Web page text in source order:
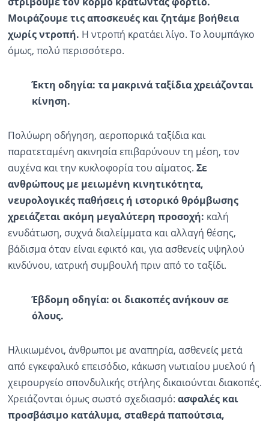
Μοιράζουμε τις αποσκευές και ζητάμε βοήθεια
χωρίς ντροπή. Η ντροπή κρατάει λίγο. Το λουμπάγκο
όμως, πολύ περισσότερο.
Έκτη οδηγία: τα μακρινά ταξίδια χρειάζονται
κίνηση.
Πολύωρη οδήγηση, αεροπορικά ταξίδια και
παρατεταμένη ακινησία επιβαρύνουν τη μέση, τον
αυχένα και την κυκλοφορία του αίματος. Σε
ανθρώπους με μειωμένη κινητικότητα,
νευρολογικές παθήσεις ή ιστορικό θρόμβωσης
χρειάζεται ακόμη μεγαλύτερη προσοχή: καλή
ενυδάτωση, συχνά διαλείμματα και αλλαγή θέσης,
βάδισμα όταν είναι εφικτό και, για ασθενείς υψηλού
κινδύνου, ιατρική συμβουλή πριν από το ταξίδι.
Έβδομη οδηγία: οι διακοπές ανήκουν σε
όλους.
Ηλικιωμένοι, άνθρωποι με αναπηρία, ασθενείς μετά
από εγκεφαλικό επεισόδιο, κάκωση νωτιαίου μυελού ή
χειρουργείο σπονδυλικής στήλης δικαιούνται διακοπές.
Χρειάζονται όμως σωστό σχεδιασμό: ασφαλές και
προσβάσιμο κατάλυμα, σταθερά παπούτσια,